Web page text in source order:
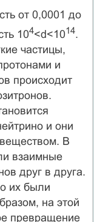
от 0,0001 до
104<d<1014.
частицы,
и
происходит
и они
В
взаимные
друг в друга.
их были
на этой
превращение